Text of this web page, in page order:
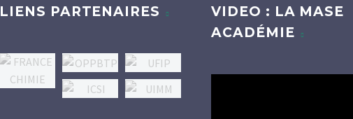
LIENS PARTENAIRES
VIDEO : LA MASE
ACADÉMIE